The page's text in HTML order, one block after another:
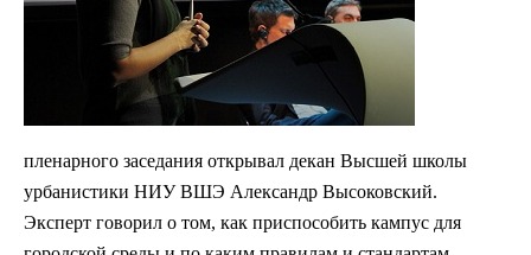
пленарного заседания открывал декан Высшей школы
урбанистики НИУ ВШЭ Александр Высоковский.
Эксперт говорил о том, как приспособить кампус для